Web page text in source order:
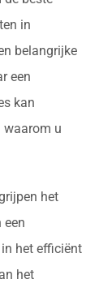
in
belangrijke
een
kan
waarom u
het
een
het efficiënt
het